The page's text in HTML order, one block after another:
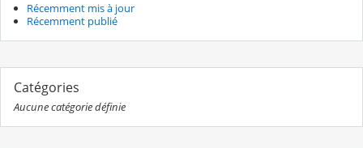
Récemment mis à jour
Récemment publié
Catégories
Aucune catégorie définie